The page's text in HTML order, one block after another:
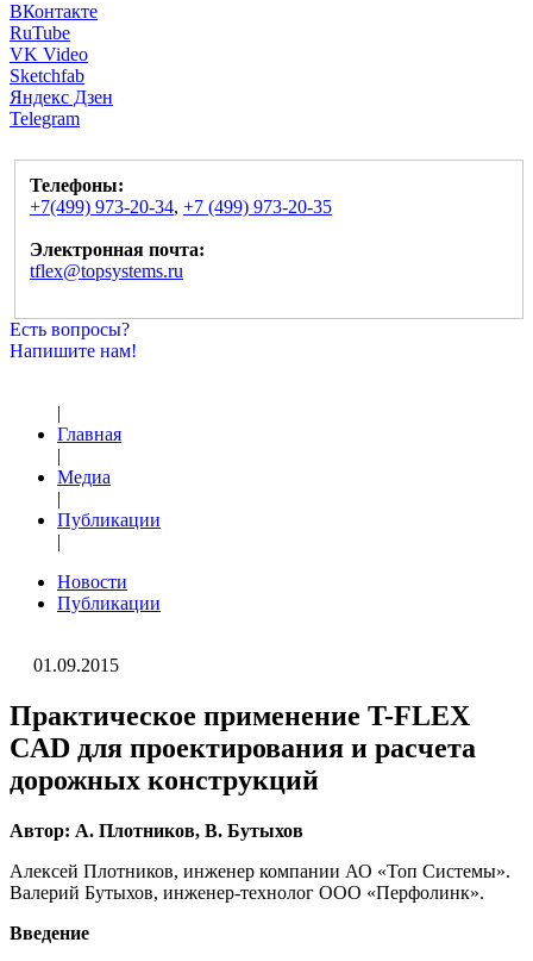
ВКонтакте
RuTube
VK Video
Sketchfab
Яндекс Дзен
Telegram
Телефоны:
+7(499) 973-20-34, +7 (499) 973-20-35
Электронная почта:
tflex@topsystems.ru
Есть вопросы?
Напишите нам!
|
Главная
|
Медиа
|
Публикации
|
Новости
Публикации
01.09.2015
Практическое применение T-FLEX
CAD для проектирования и расчета
дорожных конструкций
Автор: А. Плотников, В. Бутыхов
Алексей Плотников, инженер компании АО «Топ Системы».
Валерий Бутыхов, инженер-технолог ООО «Перфолинк».
Введение